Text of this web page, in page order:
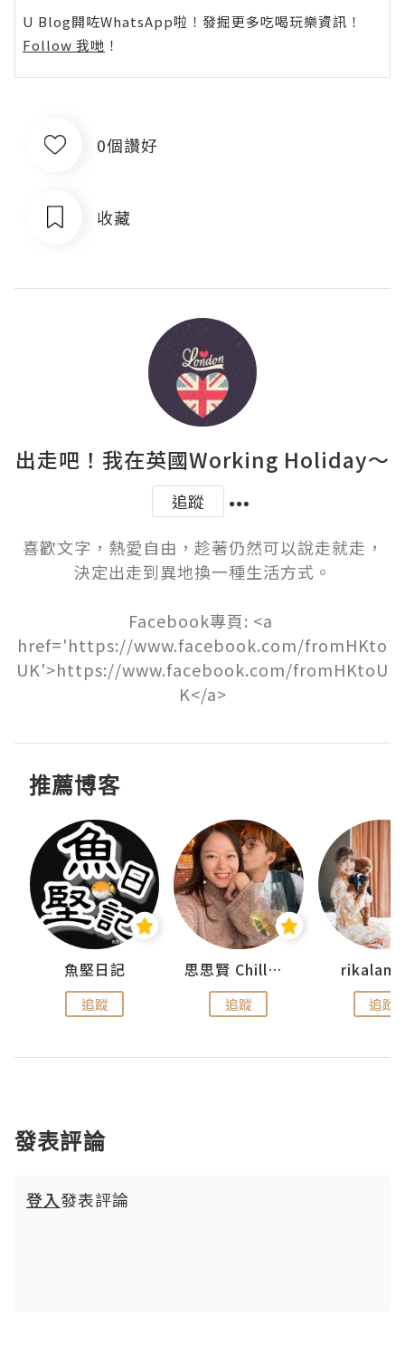
U Blog開咗WhatsApp啦！發掘更多吃喝玩樂資訊！
Follow 我哋 ！
0個讚好
收藏
出走吧！我在英國Working Holiday～
追蹤
喜歡文字，熱愛自由，趁著仍然可以說走就走，
決定出走到異地換一種生活方式。
Facebook專頁: <a
href='https://www.facebook.com/fromHKto
UK'>https://www.facebook.com/fromHKtoU
K</a>
推薦博客
魚堅日記
追蹤
思思賢 ChillMyBabe
追蹤 追蹤
發表評論
登入發表評論